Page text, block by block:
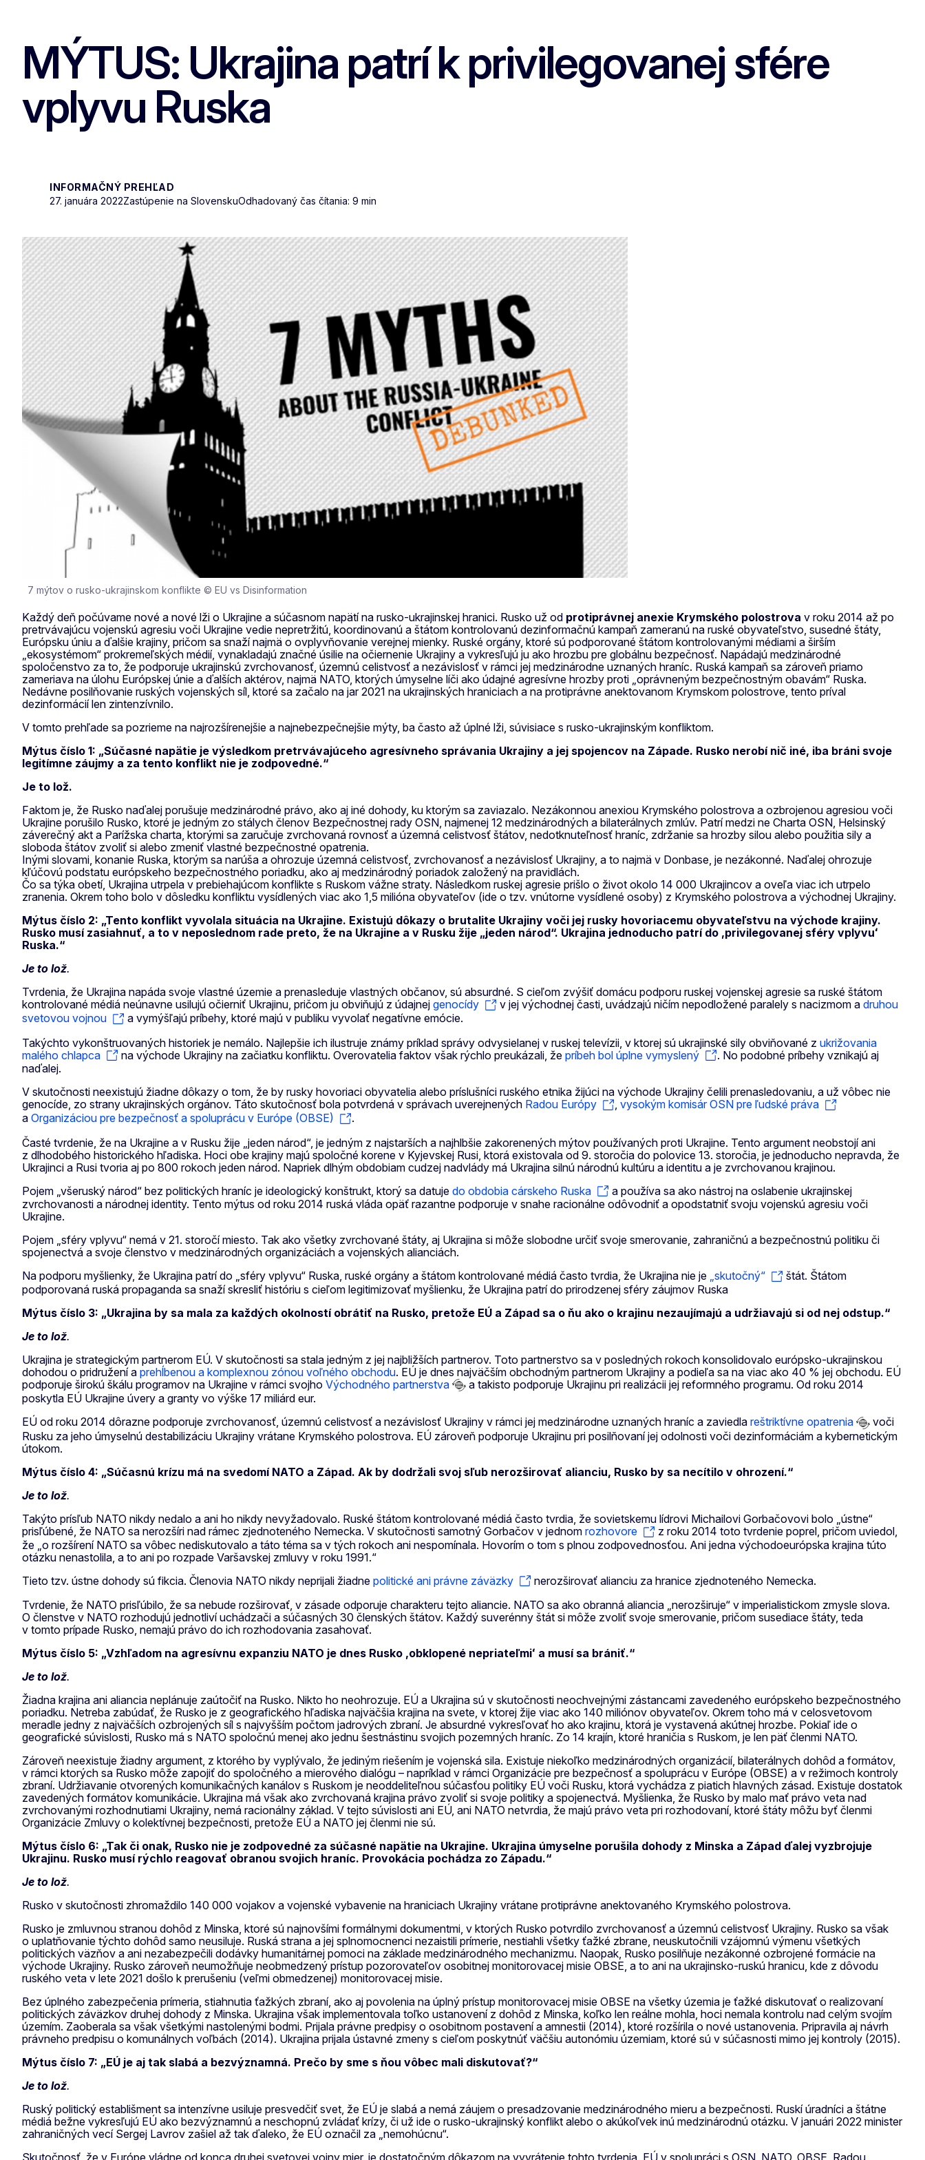
MÝTUS: Ukrajina patrí k privilegovanej sfére
vplyvu Ruska
INFORMAČNÝ PREHĽAD
27. januára 2022Zastúpenie na SlovenskuOdhadovaný čas čítania: 9 min
7 mýtov o rusko-ukrajinskom konflikte © EU vs Disinformation
Každý deň počúvame nové a nové lži o Ukrajine a súčasnom napätí na rusko-ukrajinskej hranici. Rusko už od protiprávnej anexie Krymského polostrova v roku 2014 až po
pretrvávajúcu vojenskú agresiu voči Ukrajine vedie nepretržitú, koordinovanú a štátom kontrolovanú dezinformačnú kampaň zameranú na ruské obyvateľstvo, susedné štáty,
Európsku úniu a ďalšie krajiny, pričom sa snaží najmä o ovplyvňovanie verejnej mienky. Ruské orgány, ktoré sú podporované štátom kontrolovanými médiami a širším
„ekosystémom“ prokremeľských médií, vynakladajú značné úsilie na očiernenie Ukrajiny a vykresľujú ju ako hrozbu pre globálnu bezpečnosť. Napádajú medzinárodné
spoločenstvo za to, že podporuje ukrajinskú zvrchovanosť, územnú celistvosť a nezávislosť v rámci jej medzinárodne uznaných hraníc. Ruská kampaň sa zároveň priamo
zameriava na úlohu Európskej únie a ďalších aktérov, najmä NATO, ktorých úmyselne líči ako údajné agresívne hrozby proti „oprávneným bezpečnostným obavám“ Ruska.
Nedávne posilňovanie ruských vojenských síl, ktoré sa začalo na jar 2021 na ukrajinských hraniciach a na protiprávne anektovanom Krymskom polostrove, tento príval
dezinformácií len zintenzívnilo.
V tomto prehľade sa pozrieme na najrozšírenejšie a najnebezpečnejšie mýty, ba často až úplné lži, súvisiace s rusko-ukrajinským konfliktom.
Mýtus číslo 1: „Súčasné napätie je výsledkom pretrvávajúceho agresívneho správania Ukrajiny a jej spojencov na Západe. Rusko nerobí nič iné, iba bráni svoje
legitímne záujmy a za tento konflikt nie je zodpovedné.“
Je to lož.
Faktom je, že Rusko naďalej porušuje medzinárodné právo, ako aj iné dohody, ku ktorým sa zaviazalo. Nezákonnou anexiou Krymského polostrova a ozbrojenou agresiou voči
Ukrajine porušilo Rusko, ktoré je jedným zo stálych členov Bezpečnostnej rady OSN, najmenej 12 medzinárodných a bilaterálnych zmlúv. Patrí medzi ne Charta OSN, Helsinský
záverečný akt a Parížska charta, ktorými sa zaručuje zvrchovaná rovnosť a územná celistvosť štátov, nedotknuteľnosť hraníc, zdržanie sa hrozby silou alebo použitia sily a
sloboda štátov zvoliť si alebo zmeniť vlastné bezpečnostné opatrenia.
Inými slovami, konanie Ruska, ktorým sa narúša a ohrozuje územná celistvosť, zvrchovanosť a nezávislosť Ukrajiny, a to najmä v Donbase, je nezákonné. Naďalej ohrozuje
kľúčovú podstatu európskeho bezpečnostného poriadku, ako aj medzinárodný poriadok založený na pravidlách.
Čo sa týka obetí, Ukrajina utrpela v prebiehajúcom konflikte s Ruskom vážne straty. Následkom ruskej agresie prišlo o život okolo 14 000 Ukrajincov a oveľa viac ich utrpelo
zranenia. Okrem toho bolo v dôsledku konfliktu vysídlených viac ako 1,5 milióna obyvateľov (ide o tzv. vnútorne vysídlené osoby) z Krymského polostrova a východnej Ukrajiny.
Mýtus číslo 2: „Tento konflikt vyvolala situácia na Ukrajine. Existujú dôkazy o brutalite Ukrajiny voči jej rusky hovoriacemu obyvateľstvu na východe krajiny.
Rusko musí zasiahnuť, a to v neposlednom rade preto, že na Ukrajine a v Rusku žije „jeden národ“. Ukrajina jednoducho patrí do ,privilegovanej sféry vplyvuʻ
Ruska.“
Je to lož.
Tvrdenia, že Ukrajina napáda svoje vlastné územie a prenasleduje vlastných občanov, sú absurdné. S cieľom zvýšiť domácu podporu ruskej vojenskej agresie sa ruské štátom
kontrolované médiá neúnavne usilujú očierniť Ukrajinu, pričom ju obviňujú z údajnej genocídy v jej východnej časti, uvádzajú ničím nepodložené paralely s nacizmom a druhou
svetovou vojnou
a vymýšľajú príbehy, ktoré majú v publiku vyvolať negatívne emócie.
Takýchto vykonštruovaných historiek je nemálo. Najlepšie ich ilustruje známy príklad správy odvysielanej v ruskej televízii, v ktorej sú ukrajinské sily obviňované z ukrižovania
malého chlapca
na východe Ukrajiny na začiatku konfliktu. Overovatelia faktov však rýchlo preukázali, že príbeh bol úplne vymyslený
. No podobné príbehy vznikajú aj
naďalej.
V skutočnosti neexistujú žiadne dôkazy o tom, že by rusky hovoriaci obyvatelia alebo príslušníci ruského etnika žijúci na východe Ukrajiny čelili prenasledovaniu, a už vôbec nie
genocíde, zo strany ukrajinských orgánov. Táto skutočnosť bola potvrdená v správach uverejnených Radou Európy , vysokým komisár OSN pre ľudské práva
a Organizáciou pre bezpečnosť a spoluprácu v Európe (OBSE)
.
Časté tvrdenie, že na Ukrajine a v Rusku žije „jeden národ“, je jedným z najstarších a najhlbšie zakorenených mýtov používaných proti Ukrajine. Tento argument neobstojí ani
z dlhodobého historického hľadiska. Hoci obe krajiny majú spoločné korene v Kyjevskej Rusi, ktorá existovala od 9. storočia do polovice 13. storočia, je jednoducho nepravda, že
Ukrajinci a Rusi tvoria aj po 800 rokoch jeden národ. Napriek dlhým obdobiam cudzej nadvlády má Ukrajina silnú národnú kultúru a identitu a je zvrchovanou krajinou.
Pojem „všeruský národ“ bez politických hraníc je ideologický konštrukt, ktorý sa datuje do obdobia cárskeho Ruska
a používa sa ako nástroj na oslabenie ukrajinskej
zvrchovanosti a národnej identity. Tento mýtus od roku 2014 ruská vláda opäť razantne podporuje v snahe racionálne odôvodniť a opodstatniť svoju vojenskú agresiu voči
Ukrajine.
Pojem „sféry vplyvu“ nemá v 21. storočí miesto. Tak ako všetky zvrchované štáty, aj Ukrajina si môže slobodne určiť svoje smerovanie, zahraničnú a bezpečnostnú politiku či
spojenectvá a svoje členstvo v medzinárodných organizáciách a vojenských alianciách.
Na podporu myšlienky, že Ukrajina patrí do „sféry vplyvu“ Ruska, ruské orgány a štátom kontrolované médiá často tvrdia, že Ukrajina nie je „skutočný“
štát. Štátom
podporovaná ruská propaganda sa snaží skresliť históriu s cieľom legitimizovať myšlienku, že Ukrajina patrí do prirodzenej sféry záujmov Ruska
Mýtus číslo 3: „Ukrajina by sa mala za každých okolností obrátiť na Rusko, pretože EÚ a Západ sa o ňu ako o krajinu nezaujímajú a udržiavajú si od nej odstup.“
Je to lož.
Ukrajina je strategickým partnerom EÚ. V skutočnosti sa stala jedným z jej najbližších partnerov. Toto partnerstvo sa v posledných rokoch konsolidovalo európsko-ukrajinskou
dohodou o pridružení a prehĺbenou a komplexnou zónou voľného obchodu. EÚ je dnes najväčším obchodným partnerom Ukrajiny a podieľa sa na viac ako 40 % jej obchodu. EÚ
podporuje širokú škálu programov na Ukrajine v rámci svojho Východného partnerstva
a takisto podporuje Ukrajinu pri realizácii jej reformného programu. Od roku 2014
poskytla EÚ Ukrajine úvery a granty vo výške 17 miliárd eur.
EÚ od roku 2014 dôrazne podporuje zvrchovanosť, územnú celistvosť a nezávislosť Ukrajiny v rámci jej medzinárodne uznaných hraníc a zaviedla reštriktívne opatrenia
voči
Rusku za jeho úmyselnú destabilizáciu Ukrajiny vrátane Krymského polostrova. EÚ zároveň podporuje Ukrajinu pri posilňovaní jej odolnosti voči dezinformáciám a kybernetickým
útokom.
Mýtus číslo 4: „Súčasnú krízu má na svedomí NATO a Západ. Ak by dodržali svoj sľub nerozširovať alianciu, Rusko by sa necítilo v ohrození.“
Je to lož.
Takýto prísľub NATO nikdy nedalo a ani ho nikdy nevyžadovalo. Ruské štátom kontrolované médiá často tvrdia, že sovietskemu lídrovi Michailovi Gorbačovovi bolo „ústne“
prisľúbené, že NATO sa nerozšíri nad rámec zjednoteného Nemecka. V skutočnosti samotný Gorbačov v jednom rozhovore
z roku 2014 toto tvrdenie poprel, pričom uviedol,
že „o rozšírení NATO sa vôbec nediskutovalo a táto téma sa v tých rokoch ani nespomínala. Hovorím o tom s plnou zodpovednosťou. Ani jedna východoeurópska krajina túto
otázku nenastolila, a to ani po rozpade Varšavskej zmluvy v roku 1991.“
Tieto tzv. ústne dohody sú fikcia. Členovia NATO nikdy neprijali žiadne politické ani právne záväzky
nerozširovať alianciu za hranice zjednoteného Nemecka.
Tvrdenie, že NATO prisľúbilo, že sa nebude rozširovať, v zásade odporuje charakteru tejto aliancie. NATO sa ako obranná aliancia „nerozširuje“ v imperialistickom zmysle slova.
O členstve v NATO rozhodujú jednotliví uchádzači a súčasných 30 členských štátov. Každý suverénny štát si môže zvoliť svoje smerovanie, pričom susediace štáty, teda
v tomto prípade Rusko, nemajú právo do ich rozhodovania zasahovať.
Mýtus číslo 5: „Vzhľadom na agresívnu expanziu NATO je dnes Rusko ,obklopené nepriateľmiʻ a musí sa brániť.“
Je to lož.
Žiadna krajina ani aliancia neplánuje zaútočiť na Rusko. Nikto ho neohrozuje. EÚ a Ukrajina sú v skutočnosti neochvejnými zástancami zavedeného európskeho bezpečnostného
poriadku. Netreba zabúdať, že Rusko je z geografického hľadiska najväčšia krajina na svete, v ktorej žije viac ako 140 miliónov obyvateľov. Okrem toho má v celosvetovom
meradle jedny z najväčších ozbrojených síl s najvyšším počtom jadrových zbraní. Je absurdné vykresľovať ho ako krajinu, ktorá je vystavená akútnej hrozbe. Pokiaľ ide o
geografické súvislosti, Rusko má s NATO spoločnú menej ako jednu šestnástinu svojich pozemných hraníc. Zo 14 krajín, ktoré hraničia s Ruskom, je len päť členmi NATO.
Zároveň neexistuje žiadny argument, z ktorého by vyplývalo, že jediným riešením je vojenská sila. Existuje niekoľko medzinárodných organizácií, bilaterálnych dohôd a formátov,
v rámci ktorých sa Rusko môže zapojiť do spoločného a mierového dialógu – napríklad v rámci Organizácie pre bezpečnosť a spoluprácu v Európe (OBSE) a v režimoch kontroly
zbraní. Udržiavanie otvorených komunikačných kanálov s Ruskom je neoddeliteľnou súčasťou politiky EÚ voči Rusku, ktorá vychádza z piatich hlavných zásad. Existuje dostatok
zavedených formátov komunikácie. Ukrajina má však ako zvrchovaná krajina právo zvoliť si svoje politiky a spojenectvá. Myšlienka, že Rusko by malo mať právo veta nad
zvrchovanými rozhodnutiami Ukrajiny, nemá racionálny základ. V tejto súvislosti ani EÚ, ani NATO netvrdia, že majú právo veta pri rozhodovaní, ktoré štáty môžu byť členmi
Organizácie Zmluvy o kolektívnej bezpečnosti, pretože EÚ a NATO jej členmi nie sú.
Mýtus číslo 6: „Tak či onak, Rusko nie je zodpovedné za súčasné napätie na Ukrajine. Ukrajina úmyselne porušila dohody z Minska a Západ ďalej vyzbrojuje
Ukrajinu. Rusko musí rýchlo reagovať obranou svojich hraníc. Provokácia pochádza zo Západu.“
Je to lož.
Rusko v skutočnosti zhromaždilo 140 000 vojakov a vojenské vybavenie na hraniciach Ukrajiny vrátane protiprávne anektovaného Krymského polostrova.
Rusko je zmluvnou stranou dohôd z Minska, ktoré sú najnovšími formálnymi dokumentmi, v ktorých Rusko potvrdilo zvrchovanosť a územnú celistvosť Ukrajiny. Rusko sa však
o uplatňovanie týchto dohôd samo neusiluje. Ruská strana a jej splnomocnenci nezaistili prímerie, nestiahli všetky ťažké zbrane, neuskutočnili vzájomnú výmenu všetkých
politických väzňov a ani nezabezpečili dodávky humanitárnej pomoci na základe medzinárodného mechanizmu. Naopak, Rusko posilňuje nezákonné ozbrojené formácie na
východe Ukrajiny. Rusko zároveň neumožňuje neobmedzený prístup pozorovateľov osobitnej monitorovacej misie OBSE, a to ani na ukrajinsko-ruskú hranicu, kde z dôvodu
ruského veta v lete 2021 došlo k prerušeniu (veľmi obmedzenej) monitorovacej misie.
Bez úplného zabezpečenia prímeria, stiahnutia ťažkých zbraní, ako aj povolenia na úplný prístup monitorovacej misie OBSE na všetky územia je ťažké diskutovať o realizovaní
politických záväzkov druhej dohody z Minska. Ukrajina však implementovala toľko ustanovení z dohôd z Minska, koľko len reálne mohla, hoci nemala kontrolu nad celým svojím
územím. Zaoberala sa však všetkými nastolenými bodmi. Prijala právne predpisy o osobitnom postavení a amnestii (2014), ktoré rozšírila o nové ustanovenia. Pripravila aj návrh
právneho predpisu o komunálnych voľbách (2014). Ukrajina prijala ústavné zmeny s cieľom poskytnúť väčšiu autonómiu územiam, ktoré sú v súčasnosti mimo jej kontroly (2015).
Mýtus číslo 7: „EÚ je aj tak slabá a bezvýznamná. Prečo by sme s ňou vôbec mali diskutovať?“
Je to lož.
Ruský politický establišment sa intenzívne usiluje presvedčiť svet, že EÚ je slabá a nemá záujem o presadzovanie medzinárodného mieru a bezpečnosti. Ruskí úradníci a štátne
médiá bežne vykresľujú EÚ ako bezvýznamnú a neschopnú zvládať krízy, či už ide o rusko-ukrajinský konflikt alebo o akúkoľvek inú medzinárodnú otázku. V januári 2022 minister
zahraničných vecí Sergej Lavrov zašiel až tak ďaleko, že EÚ označil za „nemohúcnu“.